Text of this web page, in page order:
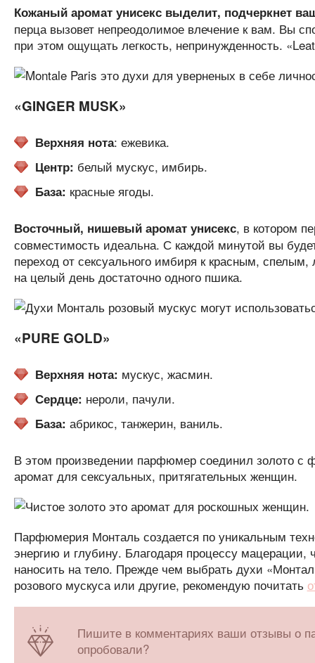
Кожаный аромат унисекс выделит, подчеркнет
перца вызовет непреодолимое влечение к вам. Вы
при этом ощущать легкость, непринужденность.
«GINGER MUSK»
Верхняя нота: ежевика.
Центр: белый мускус, имбирь.
База: красные ягоды.
Восточный, нишевый аромат унисекс, в котором
совместимость идеальна. С каждой минутой вы
переход от сексуального имбиря к красным,
на целый день достаточно одного пшика.
«PURE GOLD»
Верхняя нота: мускус, жасмин.
Сердце: нероли, пачули.
База: абрикос, танжерин, ваниль.
В этом произведении парфюмер соединил золото с
аромат для сексуальных, притягательных женщин.
Парфюмерия Монталь создается по уникальным
энергию и глубину. Благодаря процессу
наносить на тело. Прежде чем выбрать духи
розового мускуса или другие, рекомендую почитать
Пишите в комментариях ваши отзывы о
опробовали?